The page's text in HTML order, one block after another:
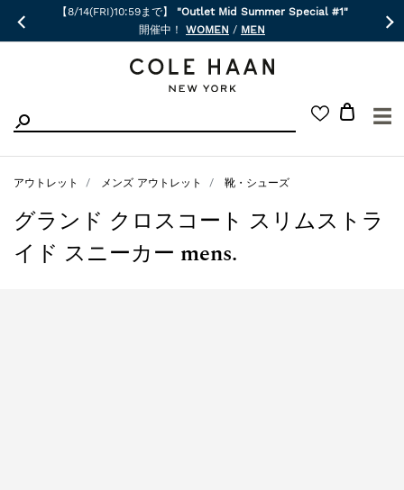
【8/14(FRI)10:59まで】
"Outlet Mid Summer Special #1"
開催中！ WOMEN / MEN
☰
アウトレット メンズ アウトレット 靴・シューズ
グランド クロスコート スリムストラ
イド スニーカー mens.